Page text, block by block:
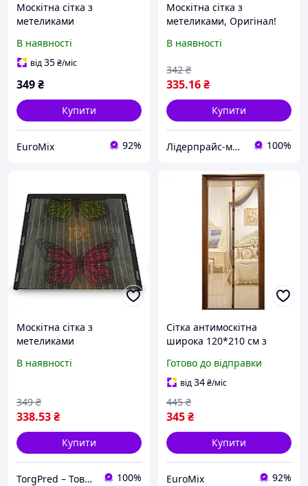
Москітна сітка з
метеликами
В наявності
від35₴/міс
349₴
Купити
EuroMix 92%
Москітна сітка з
метеликами, Оригінал!
В наявності
335.16₴
342 ₴
Купити
Лідерпрайс-магазин товарів для дому, здоров'я, спорту та відпочинку №1. Liderprice.uaprom.net 100%
Москітна сітка з
метеликами
В наявності
338.53₴
349 ₴
Купити
TorgPred – Товари для дому, відпочинку, купелі на дровах і чани карпатські в Україні 100%
Сітка антимоскітна
широка 120*210 см з
магніти у вигляді пташок
Коричнева
Готово до відправки
від34₴/міс
345₴
445 ₴
Купити
EuroMix 92%